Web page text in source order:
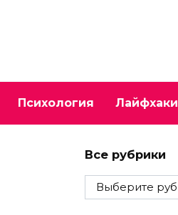
Психология Лайфхаки
Все рубрики
Все
рубрики